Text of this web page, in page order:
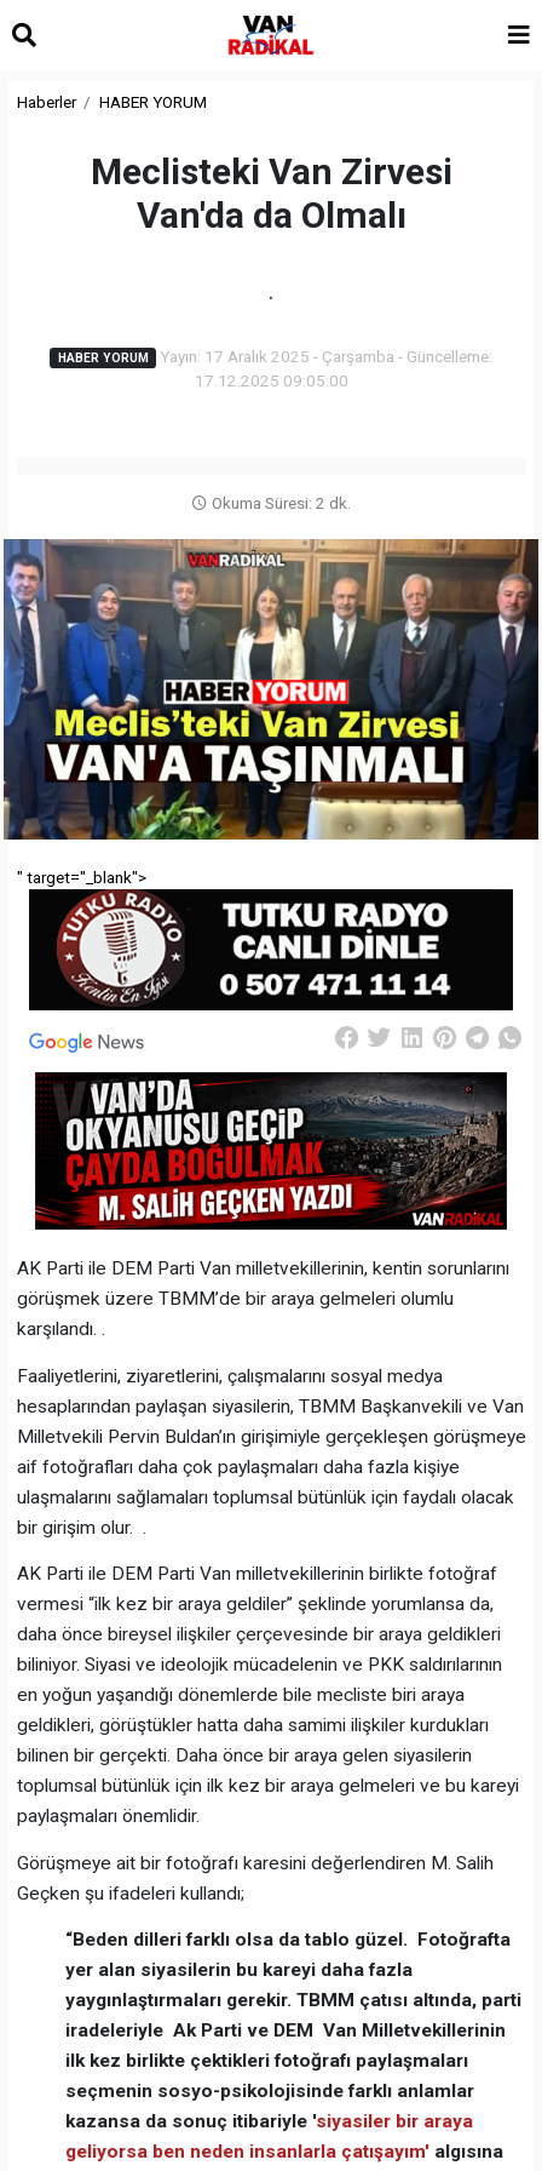
Haberler HABER YORUM
Meclisteki Van Zirvesi
Van'da da Olmalı
.
HABER YORUM
Yayın: 17 Aralık 2025 - Çarşamba - Güncelleme:
17.12.2025 09:05:00
Okuma Süresi: 2 dk.
" target="_blank">
AK Parti ile DEM Parti Van milletvekillerinin, kentin sorunlarını
görüşmek üzere TBMM’de bir araya gelmeleri olumlu
karşılandı. .
Faaliyetlerini, ziyaretlerini, çalışmalarını sosyal medya
hesaplarından paylaşan siyasilerin, TBMM Başkanvekili ve Van
Milletvekili Pervin Buldan’ın girişimiyle gerçekleşen görüşmeye
aif fotoğrafları daha çok paylaşmaları daha fazla kişiye
ulaşmalarını sağlamaları toplumsal bütünlük için faydalı olacak
bir girişim olur. .
AK Parti ile DEM Parti Van milletvekillerinin birlikte fotoğraf
vermesi “ilk kez bir araya geldiler” şeklinde yorumlansa da,
daha önce bireysel ilişkiler çerçevesinde bir araya geldikleri
biliniyor. Siyasi ve ideolojik mücadelenin ve PKK saldırılarının
en yoğun yaşandığı dönemlerde bile mecliste biri araya
geldikleri, görüştükler hatta daha samimi ilişkiler kurdukları
bilinen bir gerçekti. Daha önce bir araya gelen siyasilerin
toplumsal bütünlük için ilk kez bir araya gelmeleri ve bu kareyi
paylaşmaları önemlidir.
Görüşmeye ait bir fotoğrafı karesini değerlendiren M. Salih
Geçken şu ifadeleri kullandı;
“Beden dilleri farklı olsa da tablo güzel. Fotoğrafta
yer alan siyasilerin bu kareyi daha fazla
yaygınlaştırmaları gerekir. TBMM çatısı altında, parti
iradeleriyle Ak Parti ve DEM Van Milletvekillerinin
ilk kez birlikte çektikleri fotoğrafı paylaşmaları
seçmenin sosyo-psikolojisinde farklı anlamlar
kazansa da sonuç itibariyle 'siyasiler bir araya
geliyorsa ben neden insanlarla çatışayım' algısına